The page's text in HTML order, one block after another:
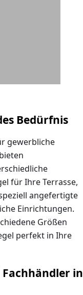
Bedürfnis
gewerbliche
bieten
für IhreTerrasse,
angefertigte
Einrichtungen.
Größen
perfekt in Ihre
in